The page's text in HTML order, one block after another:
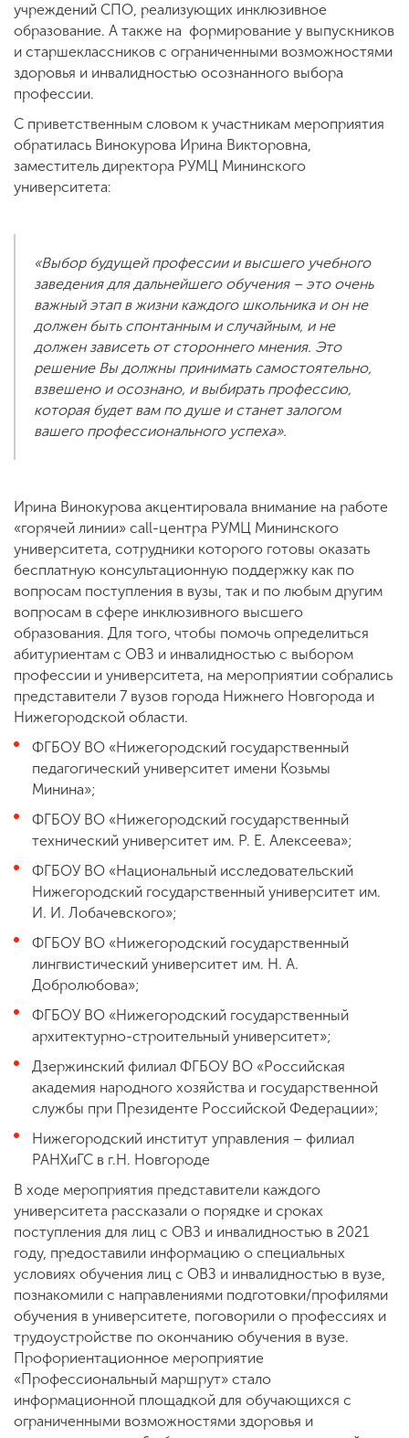
учреждений СПО, реализующих инклюзивное
образование. А также на формирование у выпускников
и старшеклассников с ограниченными возможностями
здоровья и инвалидностью осознанного выбора
профессии.
С приветственным словом к участникам мероприятия
обратилась Винокурова Ирина Викторовна,
заместитель директора РУМЦ Мининского
университета:
«Выбор будущей профессии и высшего учебного
заведения для дальнейшего обучения – это очень
важный этап в жизни каждого школьника и он не
должен быть спонтанным и случайным, и не
должен зависеть от стороннего мнения. Это
решение Вы должны принимать самостоятельно,
взвешено и осознано, и выбирать профессию,
которая будет вам по душе и станет залогом
вашего профессионального успеха».
Ирина Винокурова акцентировала внимание на работе
«горячей линии» call-центра РУМЦ Мининского
университета, сотрудники которого готовы оказать
бесплатную консультационную поддержку как по
вопросам поступления в вузы, так и по любым другим
вопросам в сфере инклюзивного высшего
образования. Для того, чтобы помочь определиться
абитуриентам с ОВЗ и инвалидностью с выбором
профессии и университета, на мероприятии собрались
представители 7 вузов города Нижнего Новгорода и
Нижегородской области.
ФГБОУ ВО «Нижегородский государственный
педагогический университет имени Козьмы
Минина»;
ФГБОУ ВО «Нижегородский государственный
технический университет им. Р. Е. Алексеева»;
ФГБОУ ВО «Национальный исследовательский
Нижегородский государственный университет им.
И. И. Лобачевского»;
ФГБОУ ВО «Нижегородский государственный
лингвистический университет им. Н. А.
Добролюбова»;
ФГБОУ ВО «Нижегородский государственный
архитектурно-строительный университет»;
Дзержинский филиал ФГБОУ ВО «Российская
академия народного хозяйства и государственной
службы при Президенте Российской Федерации»;
Нижегородский институт управления – филиал
РАНХиГС в г.Н. Новгороде
В ходе мероприятия представители каждого
университета рассказали о порядке и сроках
поступления для лиц с ОВЗ и инвалидностью в 2021
году, предоставили информацию о специальных
условиях обучения лиц с ОВЗ и инвалидностью в вузе,
познакомили с направлениями подготовки/профилями
обучения в университете, поговорили о профессиях и
трудоустройстве по окончанию обучения в вузе.
Профориентационное мероприятие
«Профессиональный маршрут» стало
информационной площадкой для обучающихся с
ограниченными возможностями здоровья и